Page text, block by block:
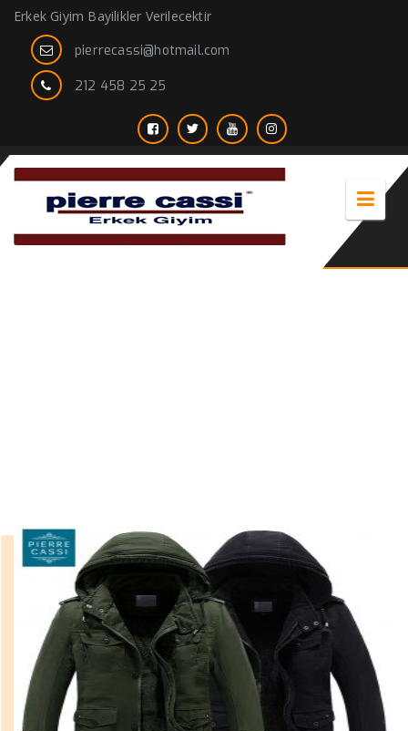
Erkek Giyim Bayilikler Verilecektir
pierrecassi@hotmail.com
212 458 25 25